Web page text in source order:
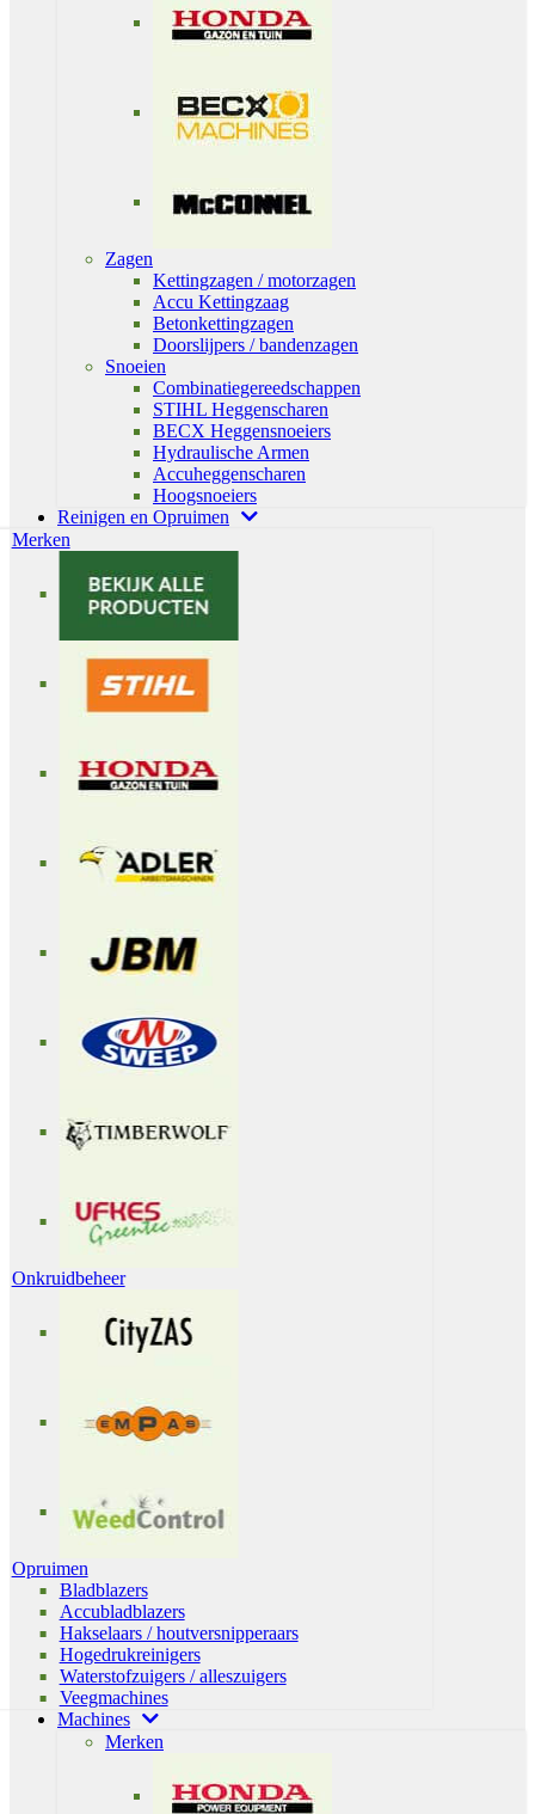
Zagen
Kettingzagen / motorzagen
Accu Kettingzaag
Betonkettingzagen
Doorslijpers / bandenzagen
Snoeien
Combinatiegereedschappen
STIHL Heggenscharen
BECX Heggensnoeiers
Hydraulische Armen
Accuheggenscharen
Hoogsnoeiers
Reinigen en Opruimen
Merken
Onkruidbeheer
Opruimen
Bladblazers
Accubladblazers
Hakselaars / houtversnipperaars
Hogedrukreinigers
Waterstofzuigers / alleszuigers
Veegmachines
Machines
Merken